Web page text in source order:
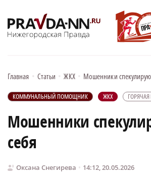
Главная • Статьи • ЖКХ • Мошенники
КОММУНАЛЬНЫЙ ПОМОЩНИК ЖКХ
Мошенники
себя
Оксана Снегирева 14:12, 20.05.2026